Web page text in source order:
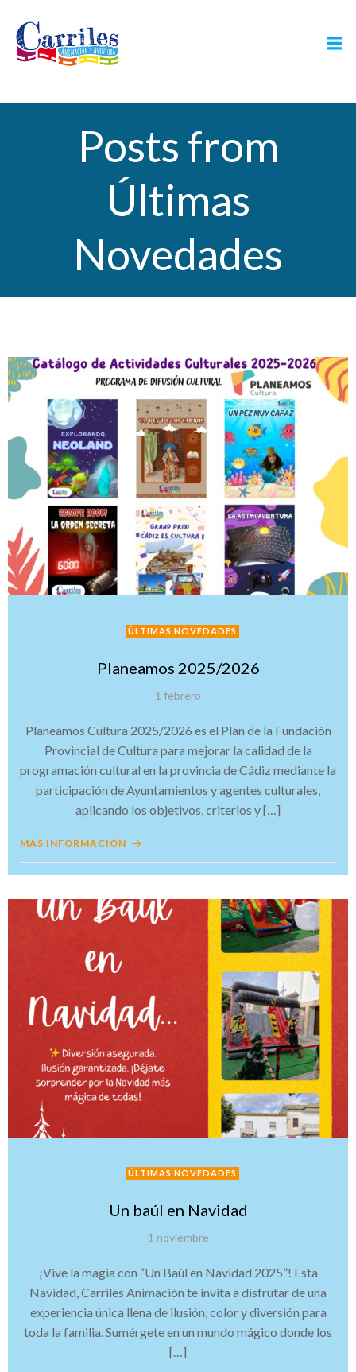
Posts from
Últimas
Novedades
ÚLTIMAS NOVEDADES
Planeamos 2025/2026
1 febrero
Planeamos Cultura 2025/2026 es el Plan de la Fundación
Provincial de Cultura para mejorar la calidad de la
programación cultural en la provincia de Cádiz mediante la
participación de Ayuntamientos y agentes culturales,
aplicando los objetivos, criterios y […]
MÁS INFORMACIÓN
ÚLTIMAS NOVEDADES
Un baúl en Navidad
1 noviembre
¡Vive la magia con “Un Baúl en Navidad 2025”! Esta
Navidad, Carriles Animación te invita a disfrutar de una
experiencia única llena de ilusión, color y diversión para
toda la familia. Sumérgete en un mundo mágico donde los
[…]